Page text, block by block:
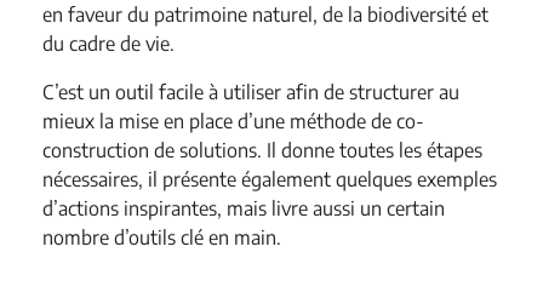
en faveur du patrimoine naturel, de la biodiversité et
du cadre de vie.
C’est un outil facile à utiliser afin de structurer au
mieux la mise en place d’une méthode de co-
construction de solutions. Il donne toutes les étapes
nécessaires, il présente également quelques exemples
d’actions inspirantes, mais livre aussi un certain
nombre d’outils clé en main.